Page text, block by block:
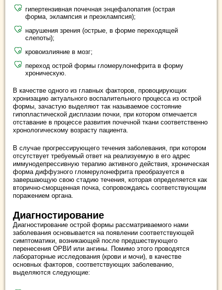
гипертензивная почечная энцефалопатия (острая
форма, эклампсия и преэклампсия);
нарушения зрения (острые, в форме переходящей
слепоты);
кровоизлияние в мозг;
переход острой формы гломерулонефрита в форму
хроническую.
В качестве одного из главных факторов, провоцирующих
хронизацию актуального воспалительного процесса из острой
формы, зачастую выделяют так называемое состояние
гипопластической дисплазии почки, при котором отмечается
отставание в процессе развития почечной ткани соответственно
хронологическому возрасту пациента.
В случае прогрессирующего течения заболевания, при котором
отсутствует требуемый ответ на реализуемую в его адрес
иммунодепрессивную терапию активного действия, хроническая
форма диффузного гломерулонефрита преобразуется в
завершающую свою стадию течения, которая определяется как
вторично-сморщенная почка, сопровождаясь соответствующим
поражением органа.
Диагностирование
Диагностирование острой формы рассматриваемого нами
заболевания основывается на появлении соответствующей
симптоматики, возникающей после предшествующего
перенесения ОРВИ или ангины. Помимо этого проводятся
лабораторные исследования (крови и мочи), в качестве
основных факторов, соответствующих заболеванию,
выделяются следующие: